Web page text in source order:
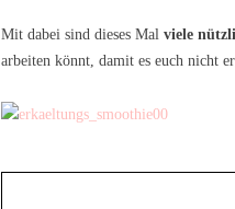
Mit dabei sind dieses Mal viele
arbeiten könnt, damit es euch nicht